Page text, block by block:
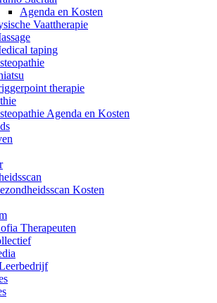
Agenda en Kosten
Vaattherapie
taping
therapie
Agenda en Kosten
Kosten
Therapeuten